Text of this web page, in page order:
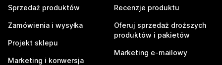
Sprzedaż produktów
Zamówienia i wysyłka
Projekt sklepu
Marketing i konwersja
Recenzje produktu
Oferuj sprzedaż droższych
produktów i pakietów
Marketing e-mailowy